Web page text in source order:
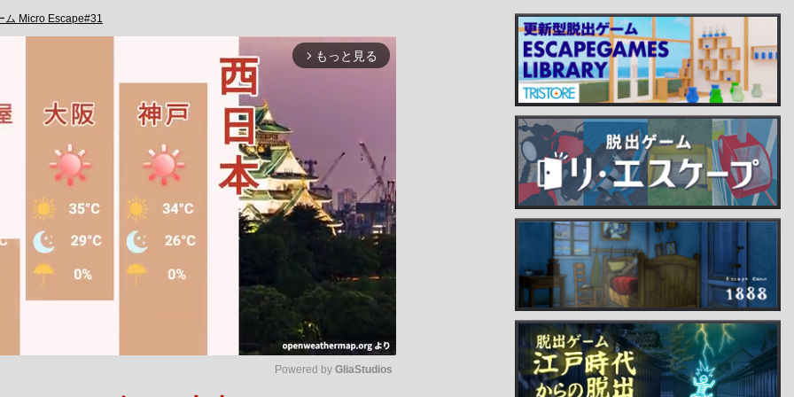
ム Micro Escape#31
arrow_forward_ios もっと見る
Powered by GliaStudios